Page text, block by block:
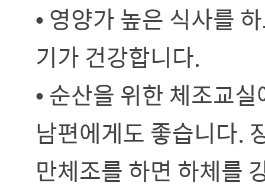
• 영양가 높은 식사를
기가 건강합니다.
• 순산을 위한 체조교
남편에게도 좋습니다.
만체조를 하면 하체를